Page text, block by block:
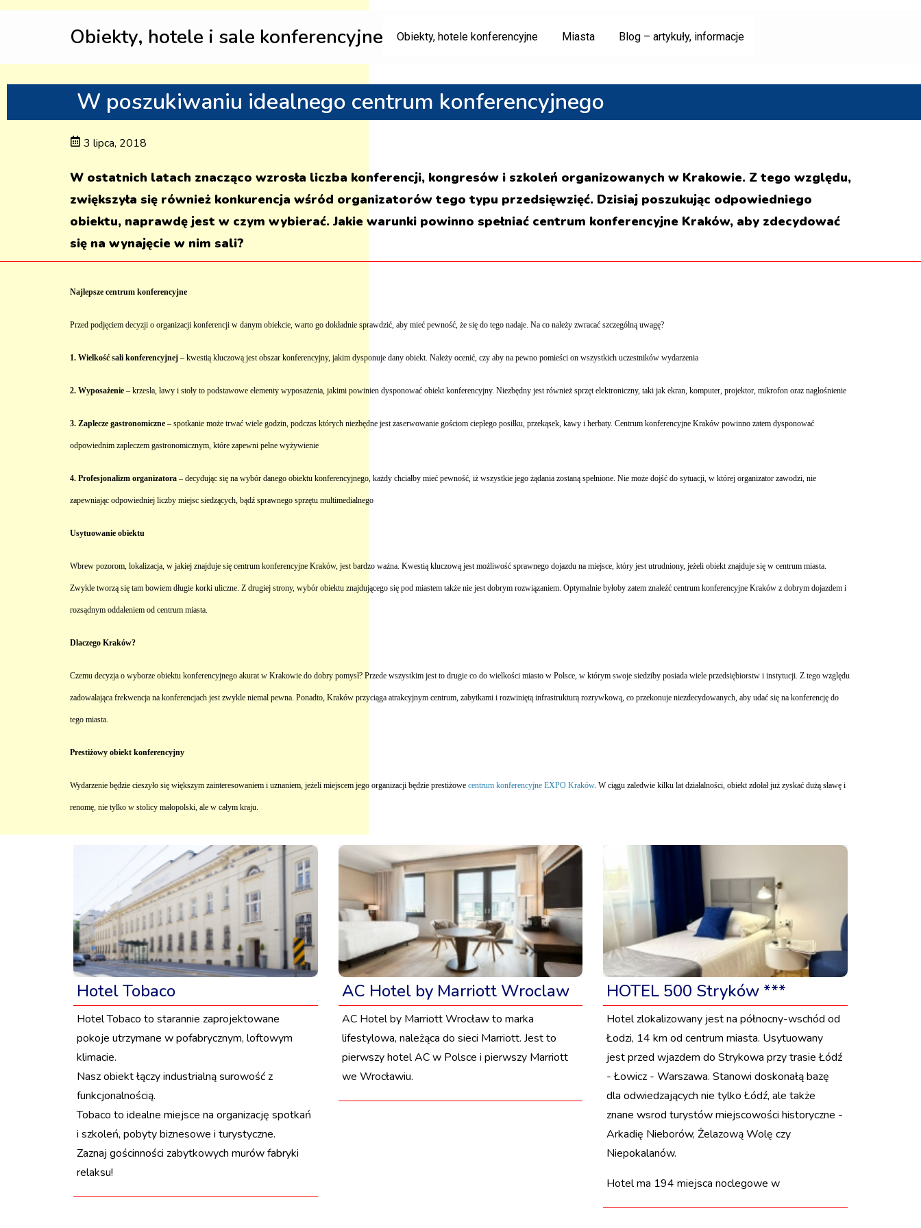
Obiekty, hotele i sale konferencyjne Obiekty, hotele konferencyjne Miasta Blog – artykuły, informacje
W poszukiwaniu idealnego centrum konferencyjnego
3 lipca, 2018
W ostatnich latach znacząco wzrosła liczba konferencji, kongresów i szkoleń organizowanych w Krakowie. Z tego względu,
zwiększyła się również konkurencja wśród organizatorów tego typu przedsięwzięć. Dzisiaj poszukując odpowiedniego
obiektu, naprawdę jest w czym wybierać. Jakie warunki powinno spełniać centrum konferencyjne Kraków, aby zdecydować
się na wynajęcie w nim sali?
Najlepsze centrum konferencyjne
Przed podjęciem decyzji o organizacji konferencji w danym obiekcie, warto go dokładnie sprawdzić, aby mieć pewność, że się do tego nadaje. Na co należy zwracać szczególną uwagę?
1. Wielkość sali konferencyjnej – kwestią kluczową jest obszar konferencyjny, jakim dysponuje dany obiekt. Należy ocenić, czy aby na pewno pomieści on wszystkich uczestników wydarzenia
2. Wyposażenie – krzesła, ławy i stoły to podstawowe elementy wyposażenia, jakimi powinien dysponować obiekt konferencyjny. Niezbędny jest również sprzęt elektroniczny, taki jak ekran, komputer, projektor, mikrofon oraz nagłośnienie
3. Zaplecze gastronomiczne – spotkanie może trwać wiele godzin, podczas których niezbędne jest zaserwowanie gościom ciepłego posiłku, przekąsek, kawy i herbaty. Centrum konferencyjne Kraków powinno zatem dysponować
odpowiednim zapleczem gastronomicznym, które zapewni pełne wyżywienie
4. Profesjonalizm organizatora – decydując się na wybór danego obiektu konferencyjnego, każdy chciałby mieć pewność, iż wszystkie jego żądania zostaną spełnione. Nie może dojść do sytuacji, w której organizator zawodzi, nie
zapewniając odpowiedniej liczby miejsc siedzących, bądź sprawnego sprzętu multimedialnego
Usytuowanie obiektu
Wbrew pozorom, lokalizacja, w jakiej znajduje się centrum konferencyjne Kraków, jest bardzo ważna. Kwestią kluczową jest możliwość sprawnego dojazdu na miejsce, który jest utrudniony, jeżeli obiekt znajduje się w centrum miasta.
Zwykle tworzą się tam bowiem długie korki uliczne. Z drugiej strony, wybór obiektu znajdującego się pod miastem także nie jest dobrym rozwiązaniem. Optymalnie byłoby zatem znaleźć centrum konferencyjne Kraków z dobrym dojazdem i
rozsądnym oddaleniem od centrum miasta.
Dlaczego Kraków?
Czemu decyzja o wyborze obiektu konferencyjnego akurat w Krakowie do dobry pomysł? Przede wszystkim jest to drugie co do wielkości miasto w Polsce, w którym swoje siedziby posiada wiele przedsiębiorstw i instytucji. Z tego względu
zadowalająca frekwencja na konferencjach jest zwykle niemal pewna. Ponadto, Kraków przyciąga atrakcyjnym centrum, zabytkami i rozwiniętą infrastrukturą rozrywkową, co przekonuje niezdecydowanych, aby udać się na konferencję do
tego miasta.
Prestiżowy obiekt konferencyjny
Wydarzenie będzie cieszyło się większym zainteresowaniem i uznaniem, jeżeli miejscem jego organizacji będzie prestiżowe centrum konferencyjne EXPO Kraków. W ciągu zaledwie kilku lat działalności, obiekt zdołał już zyskać dużą sławę i
renomę, nie tylko w stolicy małopolski, ale w całym kraju.
Hotel Tobaco
Hotel Tobaco to starannie zaprojektowane
pokoje utrzymane w pofabrycznym, loftowym
klimacie.
Nasz obiekt łączy industrialną surowość z
funkcjonalnością.
Tobaco to idealne miejsce na organizację spotkań
i szkoleń, pobyty biznesowe i turystyczne.
Zaznaj gościnności zabytkowych murów fabryki
relaksu!
AC Hotel by Marriott Wroclaw
AC Hotel by Marriott Wrocław to marka
lifestylowa, należąca do sieci Marriott. Jest to
pierwszy hotel AC w Polsce i pierwszy Marriott
we Wrocławiu.
HOTEL 500 Stryków ***
Hotel zlokalizowany jest na północny-wschód od
Łodzi, 14 km od centrum miasta. Usytuowany
jest przed wjazdem do Strykowa przy trasie Łódź
- Łowicz - Warszawa. Stanowi doskonałą bazę
dla odwiedzających nie tylko Łódź, ale także
znane wsrod turystów miejscowości historyczne -
Arkadię Nieborów, Żelazową Wolę czy
Niepokalanów.
Hotel ma 194 miejsca noclegowe w